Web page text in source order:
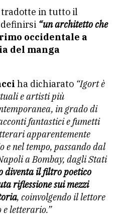
tradotte in tutto il
definirsi “un architetto che
occidentale a
del manga
ha dichiarato “Igort è
e artisti più
in grado di
fantastici e fumetti
apparentemente
nel tempo, passando dal
a Bombay, dagli Stati
diventa il filtro poetico
riflessione sui mezzi
, coinvolgendo il lettore
e letterario.”